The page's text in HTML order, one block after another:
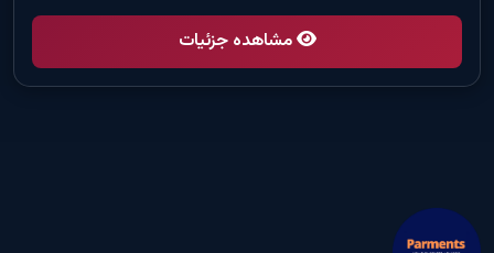
مشاهده جزئیات